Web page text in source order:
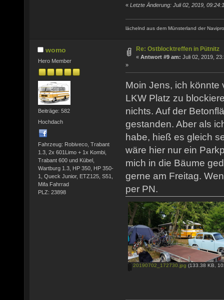
« Letzte Änderung: Juli 02, 2019,
lächelnd aus dem Münsterland der
womo
Hero Member
Beiträge: 582
Hochdach
Fahrzeug: Robiveco, Trabant
1.3, 2x 601Limo + 1x Kombi,
Trabant 600 und Kübel,
Wartburg 1.3, HP 350, HP 350-
1, Queck Junior, ETZ125, S51,
Mifa Fahrrad
PLZ: 23898
Re: Ostblocktreffen in Pütnitz
« Antwort #9 am: Juli 02, 2019,
»
Moin Jens, ich könnte
LKW Platz zu
nichts. Auf der
gestanden. Aber als
habe, hieß es gleich
wäre hier nur ein
mich in die Bäume
gerne am Freitag.
per PN.
20190702_172730.jpg (133.38 KB,